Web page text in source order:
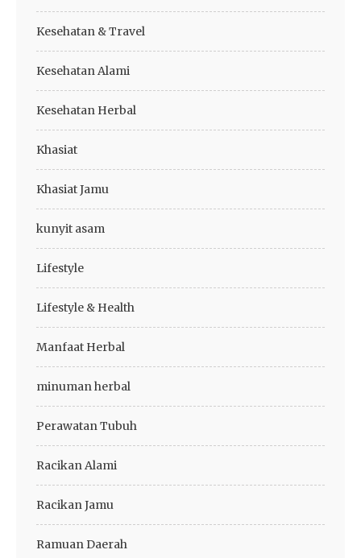
Kesehatan & Travel
Kesehatan Alami
Kesehatan Herbal
Khasiat
Khasiat Jamu
kunyit asam
Lifestyle
Lifestyle & Health
Manfaat Herbal
minuman herbal
Perawatan Tubuh
Racikan Alami
Racikan Jamu
Ramuan Daerah